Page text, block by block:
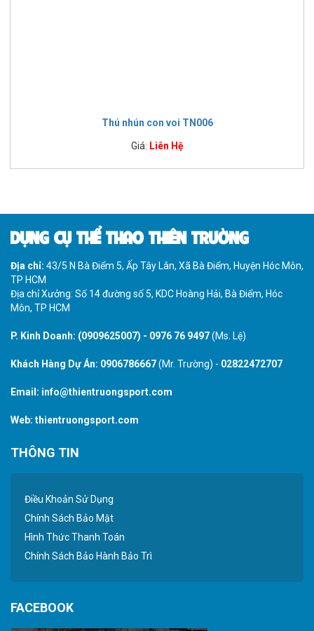
Thú nhún con voi TN006
Giá: Liên Hệ
DỤNG CỤ THỂ THAO THIÊN TRƯỜNG
Địa chỉ: 43/5 N Bà Điểm 5, Ấp Tây Lân, Xã Bà Điểm, Huyện Hóc Môn,
TP HCM
Địa chỉ Xưởng: Số 14 đường số 5, KDC Hoàng Hải, Bà Điểm, Hóc
Môn, TP HCM
P. Kinh Doanh: (0909625007) - 0976 76 9497(Ms. Lệ)
Khách Hàng Dự Án: 0906786667(Mr. Trường) - 02822472707
Email: info@thientruongsport.com
Web: thientruongsport.com
THÔNG TIN
Điều Khoản Sử Dụng
Chính Sách Bảo Mật
Hình Thức Thanh Toán
Chính Sách Bảo Hành Bảo Trì
FACEBOOK